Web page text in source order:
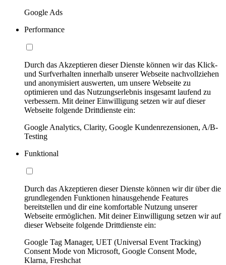
Google Ads
Performance
Durch das Akzeptieren dieser Dienste können wir das Klick-
und Surfverhalten innerhalb unserer Webseite nachvollziehen
und anonymisiert auswerten, um unsere Webseite zu
optimieren und das Nutzungserlebnis insgesamt laufend zu
verbessern. Mit deiner Einwilligung setzen wir auf dieser
Webseite folgende Drittdienste ein:
Google Analytics, Clarity, Google Kundenrezensionen, A/B-
Testing
Funktional
Durch das Akzeptieren dieser Dienste können wir dir über die
grundlegenden Funktionen hinausgehende Features
bereitstellen und dir eine komfortable Nutzung unserer
Webseite ermöglichen. Mit deiner Einwilligung setzen wir auf
dieser Webseite folgende Drittdienste ein:
Google Tag Manager, UET (Universal Event Tracking)
Consent Mode von Microsoft, Google Consent Mode,
Klarna, Freshchat